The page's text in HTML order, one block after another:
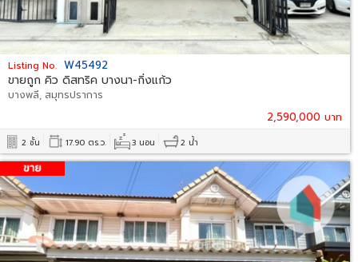
Listing No. W45492
ขายถูก คิว ดิสทริค บางนา-กิ่งแก้ว
บางพลี, สมุทรปราการ
2,590,000 บาท
2 ชั้น 17.90 ตร.ว. 3 นอน 2 น้ำ